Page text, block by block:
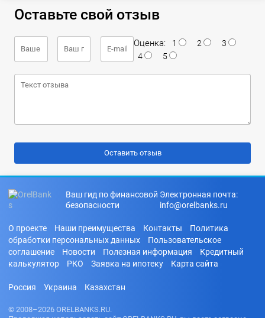
Оставьте свой отзыв
Оценка: 1 2
3
4
5
Ваш гид по финансовой
безопасности
Электронная почта:
info@orelbanks.ru
О проекте Наши преимущества Контакты
Политика
обработки персональных данных
Пользовательское
соглашение
Новости Полезная информация
Кредитный
калькулятор
РКО Заявка на ипотеку Карта сайта
Россия Украина Казахстан
© 2008–2026 ORELBANKS.RU.